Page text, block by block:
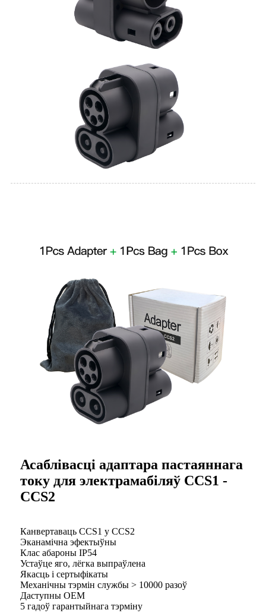
Асаблівасці адаптара пастаяннага
току для электрамабіляў CCS1 -
CCS2
Канвертаваць CCS1 у CCS2
Эканамічна эфектыўны
Клас абароны IP54
Устаўце яго, лёгка выпраўлена
Якасць і сертыфікаты
Механічны тэрмін службы > 10000 разоў
Даступны OEM
5 гадоў гарантыйнага тэрміну